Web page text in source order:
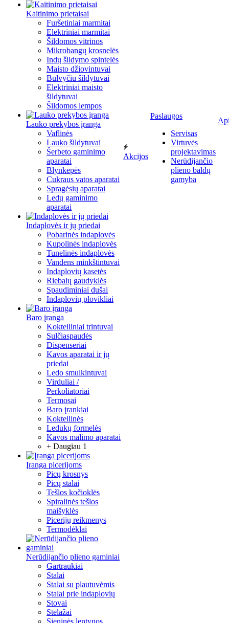
Kaitinimo prietaisai
Furšetiniai marmitai
Elektriniai marmitai
Šildomos vitrinos
Mikrobangų krosnelės
Indų šildymo spintelės
Maisto džiovintuvai
Bulvyčiu šildytuvai
Elektriniai maisto
šildytuvai
Šildomos lempos
Lauko prekybos įranga
Vaflinės
Lauko šildytuvai
Šerbeto gaminimo
aparatai
Blynkepės
Cukraus vatos aparatai
Spragėsių aparatai
Ledų gaminimo
aparatai
Indaplovės ir jų priedai
Pobarinės indaplovės
Kupolinės indaplovės
Tunelinės indaplovės
Vandens minkštintuvai
Indaplovių kasetės
Riebalų gaudyklės
Spaudiminiai dušai
Indaplovių plovikliai
Baro įranga
Kokteiliniai trintuvai
Sulčiaspaudės
Dispenseriai
Kavos aparatai ir jų
priedai
Ledo smulkintuvai
Virduliai /
Perkoliatoriai
Termosai
Baro įrankiai
Kokteilinės
Ledukų formelės
Kavos malimo aparatai
+ Daugiau 1
Įranga picerijoms
Picų krosnys
Picų stalai
Tešlos kočioklės
Spiralinės tešlos
maišyklės
Picerijų reikmenys
Termodėklai
Nerūdijančio plieno gaminiai
Gartraukiai
Stalai
Stalai su plautuvėmis
Stalai prie indaplovių
Stovai
Stelažai
Sieninės lentynos
Akcijos
Paslaugos
Servisas
Virtuvės
projektavimas
Nerūdijančio
plieno baldų
gamyba